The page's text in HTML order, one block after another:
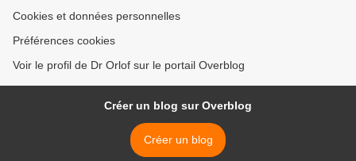
Cookies et données personnelles
Préférences cookies
Voir le profil de Dr Orlof sur le portail Overblog
Créer un blog sur Overblog
Créer un blog